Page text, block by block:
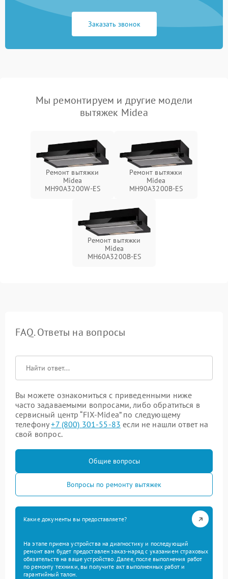
Заказать звонок
Мы ремонтируем и другие модели
вытяжек Midea
Ремонт вытяжки
Midea
MH90A3200W-ES
Ремонт вытяжки
Midea
MH90A3200B-ES
Ремонт вытяжки
Midea
MH60A3200B-ES
FAQ. Ответы на вопросы
Вы можете ознакомиться с приведенными ниже
часто задаваемыми вопросами, либо обратиться в
сервисный центр “FIX-Midea” по следующему
телефону+7 (800) 301-55-83 если не нашли ответ на
свой вопрос.
Общие вопросы
Вопросы по ремонту вытяжек
Какие документы вы предоставляете?
На этапе приема устройства на диагностику и последующий
ремонт вам будет предоставлен заказ-наряд с указанием страховых
обязательств на ваше устройство. Далее, после выполнения работ
по ремонту техники, вы получите акт выполненных работ и
гарантийный талон.